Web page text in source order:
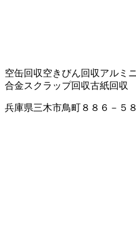
空缶回収空きびん回収アルミ
合金スクラップ回収古紙回収
兵庫県三木市鳥町８８６－５８